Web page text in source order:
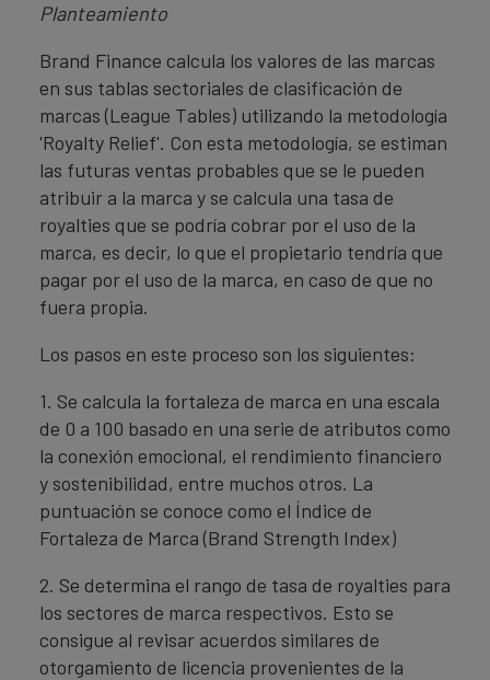
Planteamiento
Brand Finance calcula los valores de las marcas
en sus tablas sectoriales de clasificación de
marcas (League Tables) utilizando la metodología
'Royalty Relief'. Con esta metodología, se estiman
las futuras ventas probables que se le pueden
atribuir a la marca y se calcula una tasa de
royalties que se podría cobrar por el uso de la
marca, es decir, lo que el propietario tendría que
pagar por el uso de la marca, en caso de que no
fuera propia.
Los pasos en este proceso son los siguientes:
1. Se calcula la fortaleza de marca en una escala
de 0 a 100 basado en una serie de atributos como
la conexión emocional, el rendimiento financiero
y sostenibilidad, entre muchos otros. La
puntuación se conoce como el Índice de
Fortaleza de Marca (Brand Strength Index)
2. Se determina el rango de tasa de royalties para
los sectores de marca respectivos. Esto se
consigue al revisar acuerdos similares de
otorgamiento de licencia provenientes de la